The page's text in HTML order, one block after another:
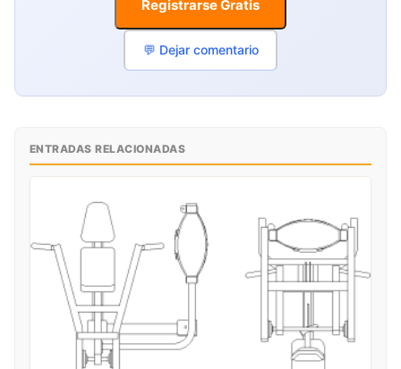
Registrarse Gratis
💬 Dejar comentario
ENTRADAS RELACIONADAS